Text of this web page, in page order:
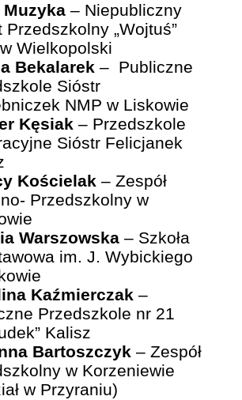
Muzyka– Niepubliczny
Przedszkolny „Wojtuś”
Wielkopolski
Bekalarek – Publiczne
Sióstr
NMP w Liskowie
Kęsiak – Przedszkole
Sióstr Felicjanek
Kościelak – Zespół
Przedszkolny w
Warszowska– Szkoła
im. J. Wybickiego
Kaźmierczak –
Przedszkole nr 21
Kalisz
Bartoszczyk – Zespół
w Korzeniewie
w Przyraniu)